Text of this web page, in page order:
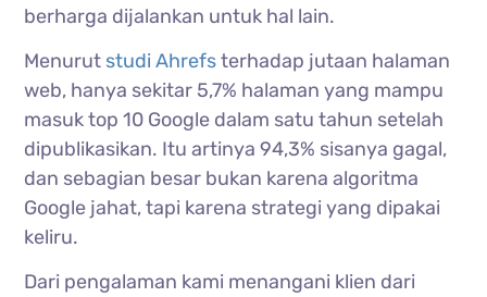
berharga dijalankan untuk hal lain.
Menurut studi Ahrefsterhadap jutaan halaman
web, hanya sekitar 5,7% halaman yang mampu
masuk top 10 Google dalam satu tahun setelah
dipublikasikan. Itu artinya 94,3% sisanya gagal,
dan sebagian besar bukan karena algoritma
Google jahat, tapi karena strategi yang dipakai
keliru.
Dari pengalaman kami menangani klien dari